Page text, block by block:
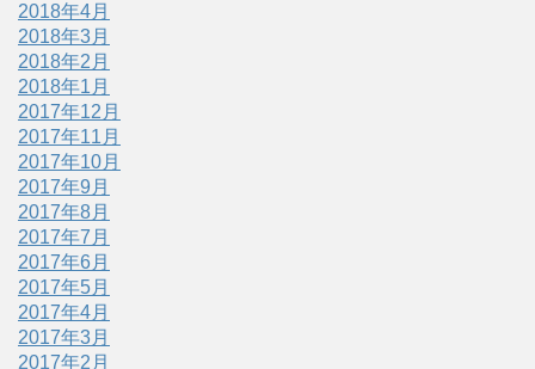
2018年4月
2018年3月
2018年2月
2018年1月
2017年12月
2017年11月
2017年10月
2017年9月
2017年8月
2017年7月
2017年6月
2017年5月
2017年4月
2017年3月
2017年2月